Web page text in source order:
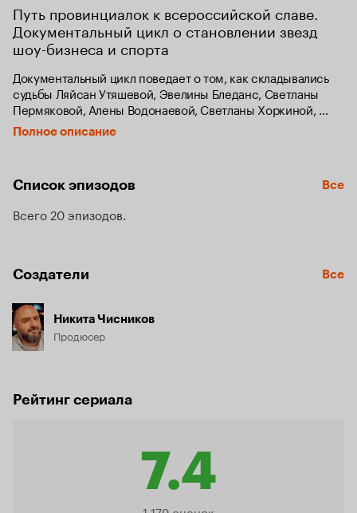
Путь провинциалок к всероссийской славе.
Документальный цикл о становлении звезд
шоу-бизнеса и спорта
Документальный цикл поведает о том, как складывались
судьбы Ляйсан Утяшевой, Эвелины Бледанс, Светланы
Пермяковой, Алены Водонаевой, Светланы Хоркиной,
Татьяны Тотьмяниной, Екатерины Волковой и Нонны
Гришаевой. «Москвички» поделятся воспоминаниями
преградах, которые им пришлось преодолеть, чтобы
моментах биографии.
Полное описание
Список эпизодов Все
Всего 20 эпизодов
Создатели Все
Никита Чисников
Продюсер
Рейтинг сериала
7.4